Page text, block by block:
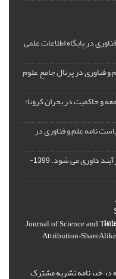
در پایگاه اطلاعات علمی
فناوری در پرتال جامع علوم
و حاکمیت در بحران کرونا:
نامه علم و فناوری در
داوری می شود.
1399-
Journal of Science and
Attribution-
در خبرنامه نشریه مشترک